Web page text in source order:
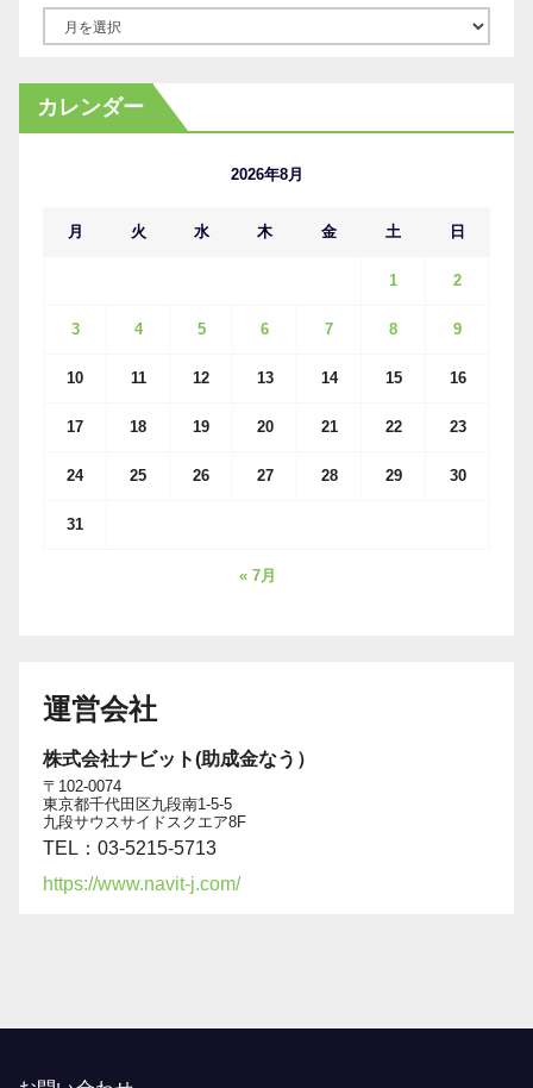
カ
イ
カレンダー
2026年8月
月 火 水 木 金 土 日
1 2
3 4 5 6 7 8 9
10 11 12 13 14 15 16
17 18 19 20 21 22 23
24 25 26 27 28 29 30
31
« 7月
運営会社
株式会社ナビット(助成金なう）
〒102-0074
東京都千代田区九段南1-5-5
九段サウスサイドスクエア8F
TEL：03-5215-5713
https://www.navit-j.com/